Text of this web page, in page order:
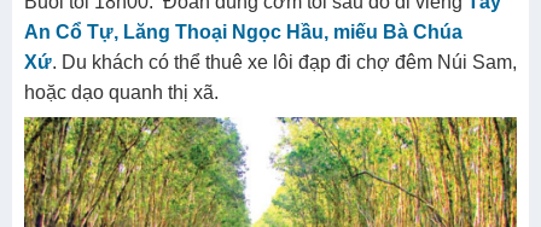
rừng Giống và các loài chim như: Le Le, Trích Cồ, Cò,
Bìm Bịp, Gà Nước…; được lên đài quan sát cao 23m
ngắm toàn cảnh rừng tràm và từng đàn chim rợp trời về
tổ dưới hoàng hôn…
Buổi tối 18h00: Đoàn dùng cơm tối sau đó đi viếngTây
An Cổ Tự, Lăng Thoại Ngọc Hầu, miếu Bà Chúa
Xứ. Du khách có thể thuê xe lôi đạp đi chợ đêm Núi Sam,